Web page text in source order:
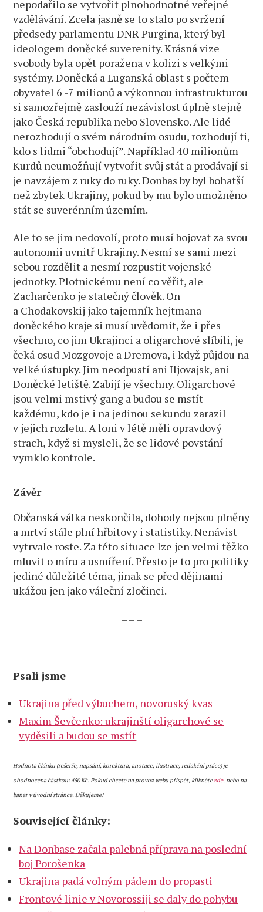
nepodařilo se vytvořit plnohodnotné veřejné
vzdělávání. Zcela jasně se to stalo po svržení
předsedy parlamentu DNR Purgina, který byl
ideologem doněcké suverenity. Krásná vize
svobody byla opět poražena v kolizi s velkými
systémy. Doněcká a Luganská oblast s počtem
obyvatel 6 -7 milionů a výkonnou infrastrukturou
si samozřejmě zaslouží nezávislost úplně stejně
jako Česká republika nebo Slovensko. Ale lidé
nerozhodují o svém národním osudu, rozhodují ti,
kdo s lidmi “obchodují”. Například 40 milionům
Kurdů neumožňují vytvořit svůj stát a prodávají si
je navzájem z ruky do ruky. Donbas by byl bohatší
než zbytek Ukrajiny, pokud by mu bylo umožněno
stát se suverénním územím.
Ale to se jim nedovolí, proto musí bojovat za svou
autonomii uvnitř Ukrajiny. Nesmí se sami mezi
sebou rozdělit a nesmí rozpustit vojenské
jednotky. Plotnickému není co věřit, ale
Zacharčenko je statečný člověk. On
a Chodakovskij jako tajemník hejtmana
doněckého kraje si musí uvědomit, že i přes
všechno, co jim Ukrajinci a oligarchové slíbili, je
čeká osud Mozgovoje a Dremova, i když půjdou na
velké ústupky. Jim neodpustí ani Iljovajsk, ani
Doněcké letiště. Zabijí je všechny. Oligarchové
jsou velmi mstivý gang a budou se mstít
každému, kdo je i na jedinou sekundu zarazil
v jejich rozletu. A loni v létě měli opravdový
strach, když si mysleli, že se lidové povstání
vymklo kontrole.
Závěr
Občanská válka neskončila, dohody nejsou plněny
a mrtví stále plní hřbitovy i statistiky. Nenávist
vytrvale roste. Za této situace lze jen velmi těžko
mluvit o míru a usmíření. Přesto je to pro politiky
jediné důležité téma, jinak se před dějinami
ukážou jen jako váleční zločinci.
– – –
Psali jsme
Ukrajina před výbuchem, novoruský kvas
Maxim Ševčenko: ukrajinští oligarchové se
vyděsili a budou se mstít
Hodnota článku (rešerše, napsání, korektura, anotace, ilustrace, redakční práce) je
ohodnocena částkou: 450 Kč. Pokud chcete na provoz webu přispět, kliknětezde, nebo na
baner v úvodní stránce. Děkujeme!
Související články:
Na Donbase začala palebná příprava na poslední
boj Porošenka
Ukrajina padá volným pádem do propasti
Frontové linie v Novorossiji se daly do pohybu